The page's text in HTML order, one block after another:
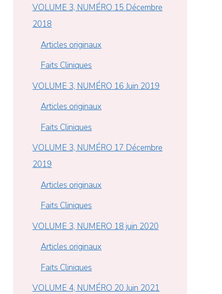
VOLUME 3, NUMÉRO 15 Décembre
2018
Articles originaux
Faits Cliniques
VOLUME 3, NUMÉRO 16 Juin 2019
Articles originaux
Faits Cliniques
VOLUME 3, NUMÉRO 17 Décembre
2019
Articles originaux
Faits Cliniques
VOLUME 3, NUMERO 18 juin 2020
Articles originaux
Faits Cliniques
VOLUME 4, NUMÉRO 20 Juin 2021